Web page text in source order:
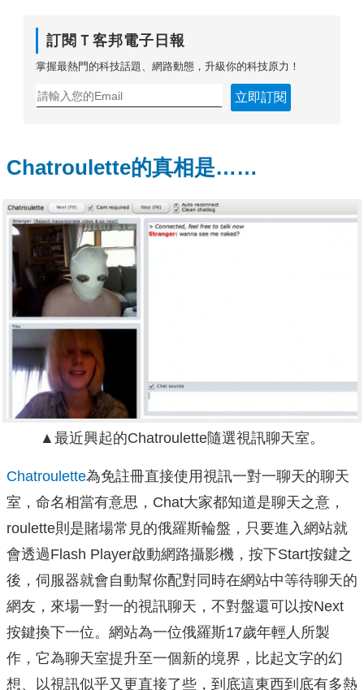
訂閱Ｔ客邦電子日報
掌握最熱門的科技話題、網路動態，升級你的科技原力！
立即訂閱
Chatroulette的真相是……
▲最近興起的Chatroulette隨選視訊聊天室。
Chatroulette為免註冊直接使用視訊一對一聊天的聊天
室，命名相當有意思，Chat大家都知道是聊天之意，
roulette則是賭場常見的俄羅斯輪盤，只要進入網站就
會透過Flash Player啟動網路攝影機，按下Start按鍵之
後，伺服器就會自動幫你配對同時在網站中等待聊天的
網友，來場一對一的視訊聊天，不對盤還可以按Next
按鍵換下一位。網站為一位俄羅斯17歲年輕人所製
作，它為聊天室提升至一個新的境界，比起文字的幻
想、以視訊似乎又更直接了些，到底這東西到底有多熱